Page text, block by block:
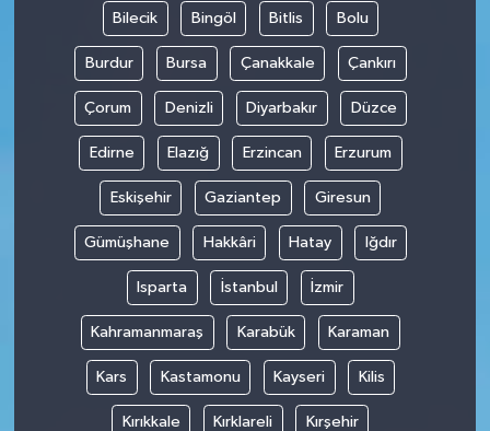
Bilecik Bingöl Bitlis Bolu
Burdur Bursa Çanakkale Çankırı
Çorum Denizli Diyarbakır Düzce
Edirne Elazığ Erzincan Erzurum
Eskişehir Gaziantep Giresun
Gümüşhane Hakkâri Hatay Iğdır
Isparta İstanbul İzmir
Kahramanmaraş Karabük Karaman
Kars Kastamonu Kayseri Kilis
Kırıkkale Kırklareli Kırşehir